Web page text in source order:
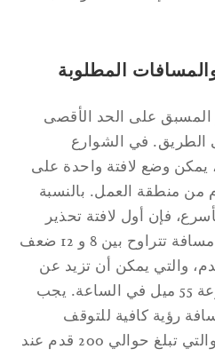
المطلوبة
على الحد الأقصى
في الشوارع
وضع لافتة واحدة على
عن 100 قدم من منطقة العمل. بالنسبة
فإن أول لافتة تحذير
يجب أن توضع على مسافة تتراوح بين 8 و 12 ضعف
يمكن أن تزيد عن
600 قدم في منطقة السرعة 55 ميل في الساعة. يجب
كافية للتوقف
للسائقين الذين يقتربون، والتي تبلغ حوالي 200 قدم عند